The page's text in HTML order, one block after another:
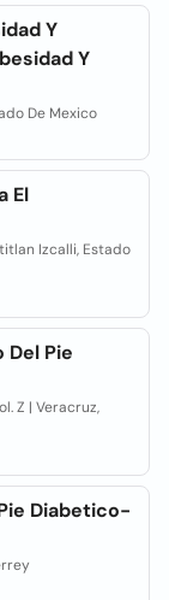
Y
Y
De Mexico
El
Izcalli, Estado
Pie
Z | Veracruz,
Diabetico-